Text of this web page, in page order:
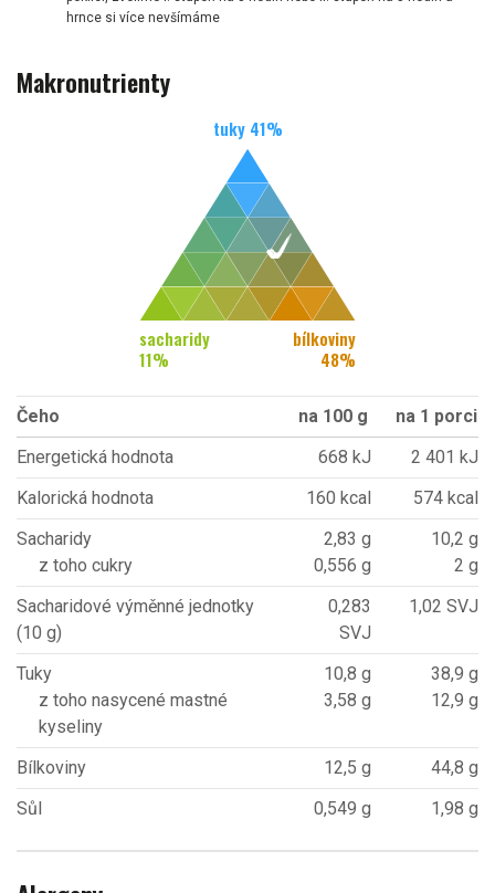
hrnce si více nevšímáme
Makronutrienty
tuky 41%
sacharidy
11%
bílkoviny
48%
Čeho na 100 g
na 1 porci
Energetická hodnota
668 kJ
2 401 kJ
Kalorická hodnota
160 kcal
574 kcal
Sacharidy
z toho cukry
2,83 g
0,556 g
10,2 g
2 g
Sacharidové výměnné jednotky
(10 g)
0,283
SVJ
1,02 SVJ
Tuky
z toho nasycené mastné
kyseliny
10,8 g
3,58 g
38,9 g
12,9 g
Bílkoviny 12,5 g
44,8 g
Sůl
0,549 g 1,98 g